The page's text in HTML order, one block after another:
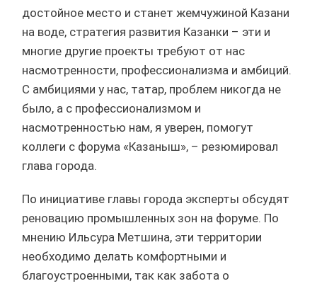
достойное место и станет жемчужиной Казани
на воде, стратегия развития Казанки – эти и
многие другие проекты требуют от нас
насмотренности, профессионализма и амбиций.
С амбициями у нас, татар, проблем никогда не
было, а с профессионализмом и
насмотренностью нам, я уверен, помогут
коллеги с форума «Казаныш», – резюмировал
глава города.
По инициативе главы города эксперты обсудят
реновацию промышленных зон на форуме. По
мнению Ильсура Метшина, эти территории
необходимо делать комфортными и
благоустроенными, так как забота о